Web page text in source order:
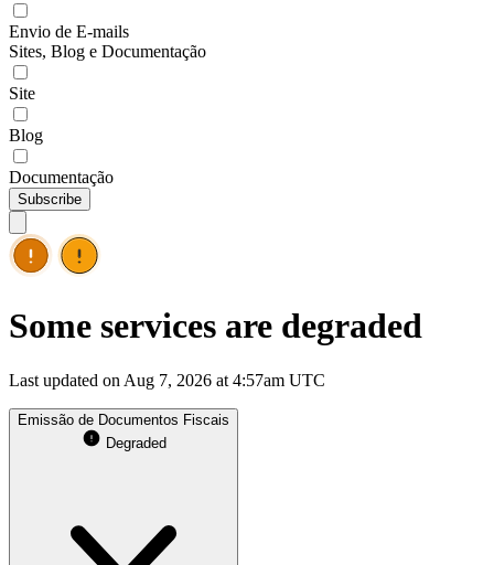
Envio de E-mails
Sites, Blog e Documentação
Site
Blog
Documentação
Subscribe
Some services are degraded
Last updated on Aug 7, 2026 at 4:57am UTC
Emissão de Documentos Fiscais
Degraded